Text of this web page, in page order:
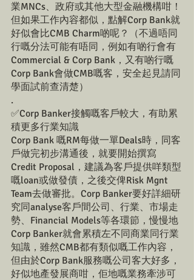
業MNCs、政府或其他大型金融機構咁！
但如果工作內容都似，點解Corp Bank就
好似會比CMB Charm啲呢？（不過唔同
行嘅分法可能有唔同，例如有啲行會有
Commercial & Corp Bank，又有啲行嘅
Corp Bank會做CMB嘅客，安全起見請同
學面試前查清楚）
.
✅Corp Banker接觸嘅客戶較大，有助累
積更多行業知識
Corp Bank 嘅RM每做一單Deals時，同客
戶做完初步溝通後，就要開始撰寫
Credit Proposal，建議為客戶提供咩類型
嘅loan或做發債，之後交俾Risk Mgnt
Team去做審批。Corp Banker要好詳細研
究同analyse客戶間公司、行業、市場走
勢、Financial Models等各環節，慢慢地
Corp Banker就會累積左不同商業同行業
知識，雖然CMB都有類似嘅工作內容，
但由於Corp Bank服務嘅公司客大好多，
好似地產發展商咁，佢地嘅業務牽涉可